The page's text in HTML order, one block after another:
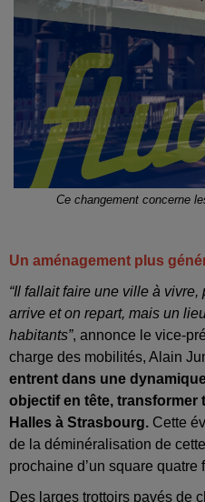
Ce changement concerne
Un aménagement plus
“Il fallait faire une ville à
arrive et on repart, mais un
habitants”, annonce le vice-
charge des mobilités, Alain
entrent dans une
objectif en tête, transformer
Halles à Strasbourg. Cette
de la déminéralisation de
prochaine d’un square quatre
Des larges trottoirs pavés de